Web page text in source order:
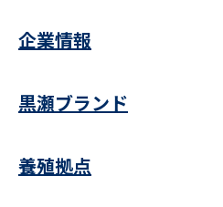
企業情報
黒瀬ブランド
養殖拠点